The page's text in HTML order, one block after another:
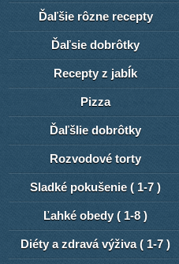
Ďaľšie rôzne recepty
Ďaľsie dobrôtky
Recepty z jabĺk
Pizza
ĎaľšIie dobrôtky
Rozvodové torty
Sladké pokušenie ( 1-7 )
Ľahké obedy ( 1-8 )
Diéty a zdravá výživa ( 1-7 )